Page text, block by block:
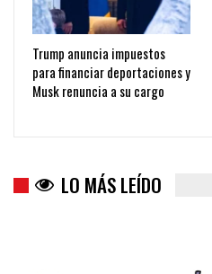
Trump anuncia impuestos
para financiar deportaciones y
Musk renuncia a su cargo
LO MÁS LEÍDO